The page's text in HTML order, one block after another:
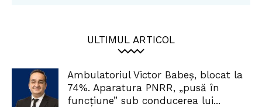
ULTIMUL ARTICOL
Ambulatoriul Victor Babeș, blocat la
74%. Aparatura PNRR, „pusă în
funcțiune” sub conducerea lui...